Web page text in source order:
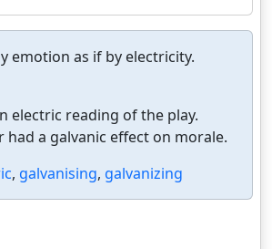
emotion as if by electricity.
electric reading of the play.
had a galvanic effect on morale.
, galvanising, galvanizing